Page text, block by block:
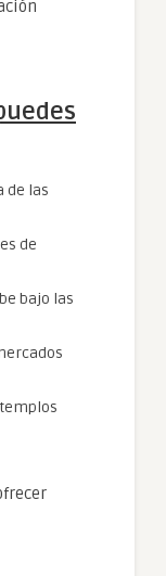
de las
de
bajo las